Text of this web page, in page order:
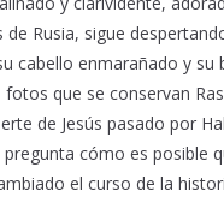
Rusia, sigue
cabello enmarañado y su
fotos que se conservan
de Jesús pasado por
cómo es posible
el curso de la